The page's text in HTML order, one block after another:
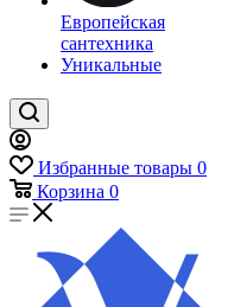
Европейская
сантехника
Уникальные
Избранные товары 0
Корзина 0